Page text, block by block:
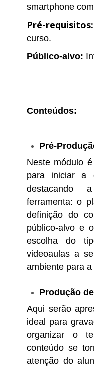
smartphone
Pré-requisitos:
curso.
Público-alvo:
Conteúdos:
Pré-
Neste módulo
para iniciar a
destacando
ferramenta: o
definição do
público-alvo e
escolha do
videoaulas a
ambiente para
Produção
Aqui serão
ideal para
organizar o
conteúdo se
atenção do